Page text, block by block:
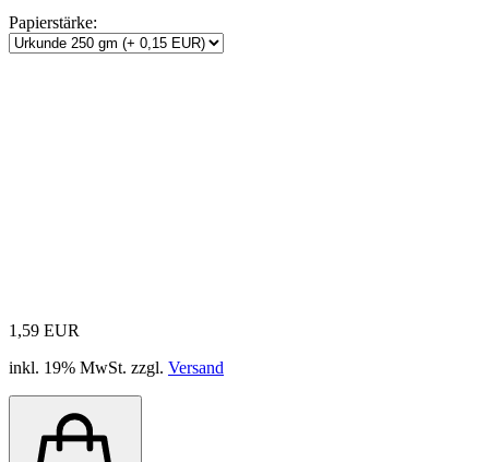
Papierstärke:
1,59 EUR
inkl. 19% MwSt. zzgl. Versand